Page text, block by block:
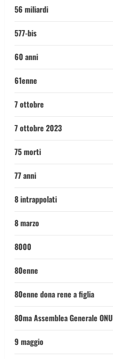
56 miliardi
577-bis
60 anni
61enne
7 ottobre
7 ottobre 2023
75 morti
77 anni
8 intrappolati
8 marzo
8000
80enne
80enne dona rene a figlia
80ma Assemblea Generale ONU
9 maggio